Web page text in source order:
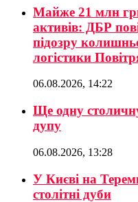
Майже 21 млн
активів: ДБР
підозру
логістики
06.08.2026, 14:22
Ще одну
дупу
06.08.2026, 13:28
У Києві на
столітні дуби